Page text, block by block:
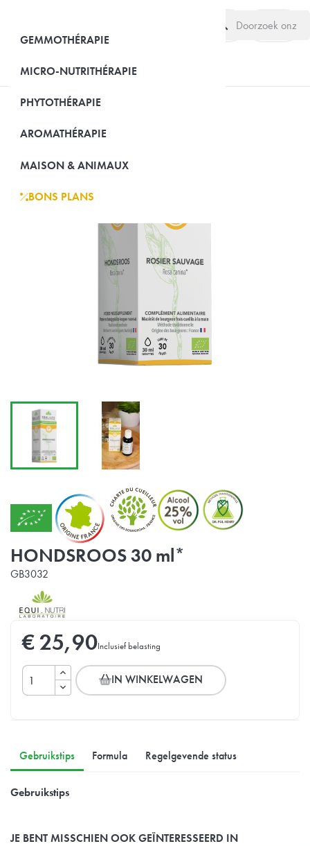
search
(0)
GEMMOTHÉRAPIE
MICRO-NUTRITHÉRAPIE
PHYTOTHÉRAPIE
AROMATHÉRAPIE
MAISON & ANIMAUX
BONS PLANS
HONDSROOS 30 ml*
GB3032
€ 25,90Inclusief belasting
IN WINKELWAGEN
Gebruikstips Formula Regelgevende status
Gebruikstips
JE BENT MISSCHIEN OOK GEÏNTERESSEERD IN